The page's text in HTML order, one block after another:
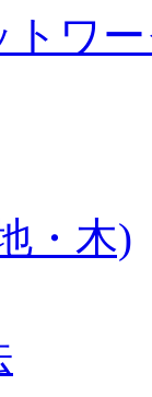
トワ
・木)